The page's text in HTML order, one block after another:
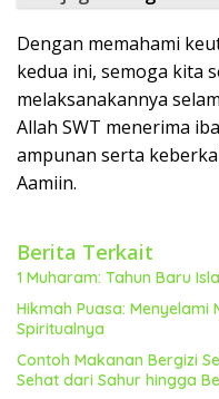
Dengan memahami
kedua ini, semoga kita
melaksanakannya
Allah SWT menerima
ampunan serta
Aamiin.
Berita Terkait
1 Muharam: Tahun Baru
Hikmah Puasa:
Spiritualnya
Contoh Makanan Bergizi
Sehat dari Sahur hingga